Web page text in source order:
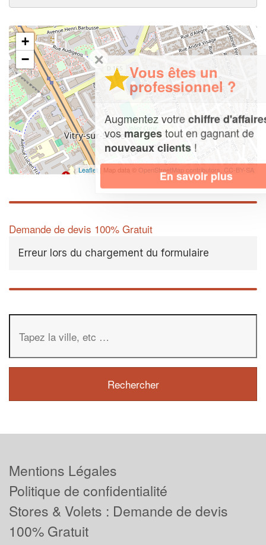
+
−
Leaflet | Map data © OpenStreetMap contributors, CC-BY-SA
Demande de devis 100% Gratuit
Erreur lors du chargement du formulaire
✕
Vous êtes un
professionnel ?
Augmentez votrechiffre d'affaireset
vosmargestout en gagnant de
nouveaux clients!
En savoir plus
Mentions Légales
Politique de confidentialité
Stores & Volets : Demande de devis
100% Gratuit